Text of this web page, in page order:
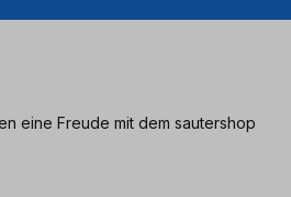
eine Freude mit dem sautershop